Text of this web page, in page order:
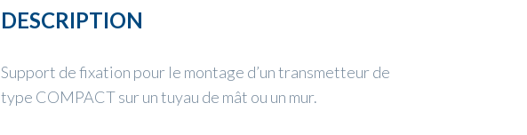
DESCRIPTION
Support de fixation pour le montage d’un transmetteur de
type COMPACT sur un tuyau de mât ou un mur.